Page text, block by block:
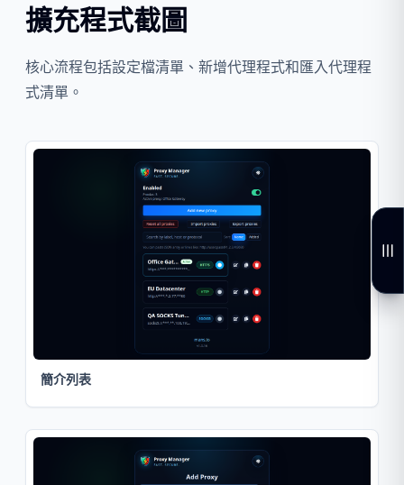
擴充程式截圖
核心流程包括設定檔清單、新增代理程式和匯入代理程
式清單。
簡介列表